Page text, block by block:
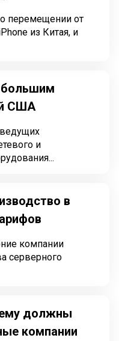
перемещении от
из Китая, и
большим
США
и
в
компании
серверного
должны
компании